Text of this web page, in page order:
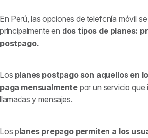
En Perú, las opciones de telefonía móvil
principalmente en dos tipos de planes:
postpago.
Los planes postpago son aquellos en
paga mensualmente por un servicio que
llamadas y mensajes.
Los planes prepago permiten a los